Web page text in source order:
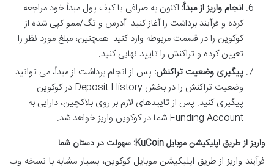
انجام واریز از مبدأ: اکنون به صرافی یا کیف پول مبدأ خود مراجعه
کرده و فرآیند برداشت را آغاز کنید. آدرس و تگ/ممو کپی شده از
کوکوین را در قسمت مربوطه وارد کنید. همچنین، مبلغ مورد نظر را
تعیین کرده و تراکنش را تایید نهایی کنید.
پیگیری وضعیت تراکنش: پس از انجام برداشت از مبدأ، می توانید
وضعیت تراکنش را در بخش Deposit History در کوکوین
پیگیری کنید. پس از تاییدهای لازم بر روی بلاکچین، دارایی به
Funding Account شما در کوکوین واریز خواهد شد.
واریز از طریق اپلیکیشن موبایل KuCoin: سهولت در دستان شما
فرآیند واریز از طریق اپلیکیشن موبایل کوکوین، بسیار مشابه با نسخه وب